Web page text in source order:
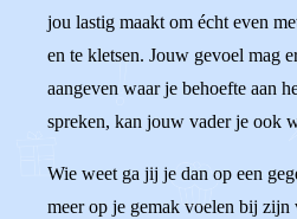
jou lastig maakt om écht even
en te kletsen. Jouw gevoel mag
aangeven waar je behoefte aan
spreken, kan jouw vader je ook
Wie weet ga jij je dan op een
meer op je gemak voelen bij